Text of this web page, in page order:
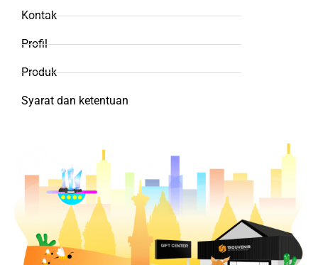
Kontak
Profil
Produk
Syarat dan ketentuan